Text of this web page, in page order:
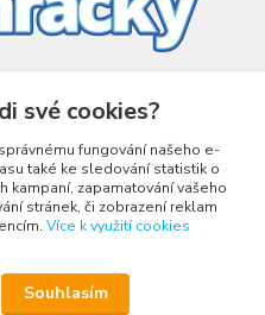
své cookies?
fungování našeho e-
také ke sledování statistik o
kampaní, zapamatování vašeho
stránek, či zobrazení reklam
Více k využití cookies
Souhlasím